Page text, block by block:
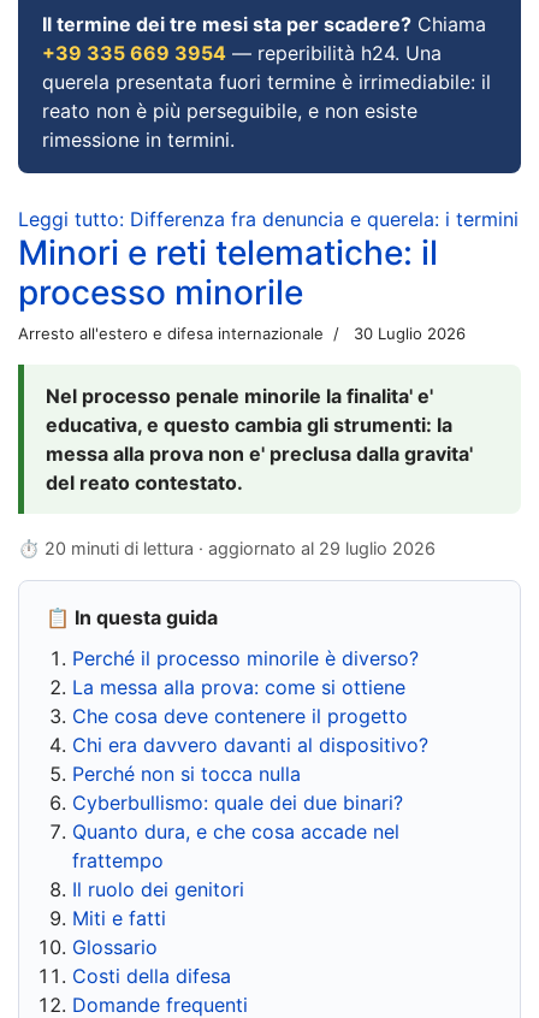
Il termine dei tre mesi sta per scadere? Chiama
+39 335 669 3954 — reperibilità h24. Una
querela presentata fuori termine è irrimediabile: il
reato non è più perseguibile, e non esiste
rimessione in termini.
Leggi tutto: Differenza fra denuncia e querela: i termini
Minori e reti telematiche: il
processo minorile
Arresto all'estero e difesa internazionale 30 Luglio 2026
Nel processo penale minorile la finalita' e'
educativa, e questo cambia gli strumenti: la
messa alla prova non e' preclusa dalla gravita'
del reato contestato.
⏱ 20 minuti di lettura · aggiornato al 29 luglio 2026
📋 In questa guida
Perché il processo minorile è diverso?
La messa alla prova: come si ottiene
Che cosa deve contenere il progetto
Chi era davvero davanti al dispositivo?
Perché non si tocca nulla
Cyberbullismo: quale dei due binari?
Quanto dura, e che cosa accade nel
frattempo
Il ruolo dei genitori
Miti e fatti
Glossario
Costi della difesa
Domande frequenti